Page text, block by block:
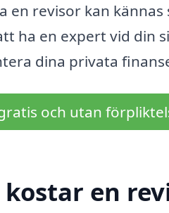
en revisor kan
ha en expert vid din
dina privata
och utan
en